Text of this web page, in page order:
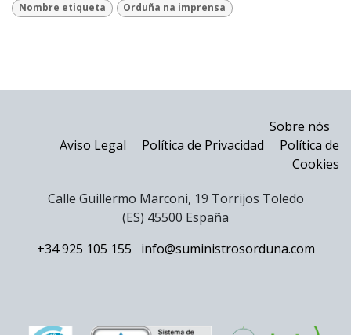
Nombre etiqueta Orduña na imprensa
Sobre nós
Aviso Legal
Política de Privacidad
Política de
Cookies
Calle Guillermo Marconi, 19 Torrijos Toledo
(ES) 45500 España
+34 925 105 155
info@suministrosorduna.com